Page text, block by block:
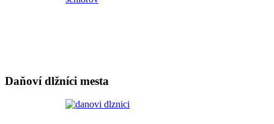
Daňoví dlžníci mesta